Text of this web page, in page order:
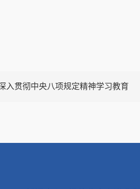
入贯彻中央八项规定精神学习教育